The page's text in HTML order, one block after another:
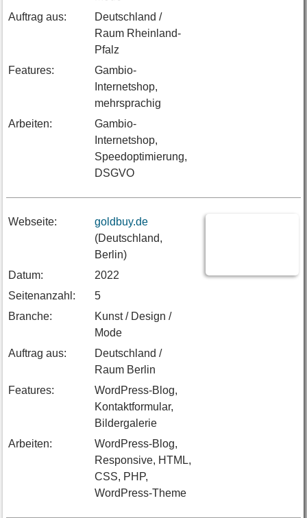
Auftrag aus:
Deutschland /
Raum Rheinland-
Pfalz
Features:
Gambio-
Internetshop,
mehrsprachig
Arbeiten:
Gambio-
Internetshop,
Speedoptimierung,
DSGVO
Webseite:
goldbuy.de
(Deutschland,
Berlin)
Datum:
2022
Seitenanzahl:
5
Branche:
Kunst / Design /
Mode
Auftrag aus:
Deutschland /
Raum Berlin
Features:
WordPress-Blog,
Kontaktformular,
Bildergalerie
Arbeiten:
WordPress-Blog,
Responsive, HTML,
CSS, PHP,
WordPress-Theme